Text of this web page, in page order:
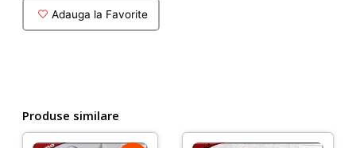
finisaj
inox
Adauga la Favorite
Produse similare